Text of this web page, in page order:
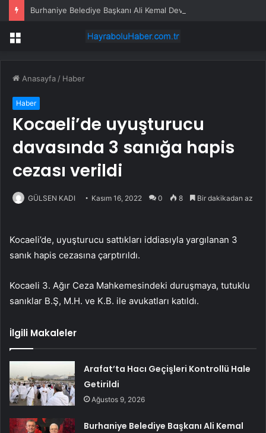
Menü
Anasayfa / Haber
Haber
Kocaeli’de uyuşturucu
davasında 3 sanığa hapis
cezası verildi
GÜLSEN KADI Kasım 16, 2022 0 8 Bir dakikadan az
Kocaeli’de, uyuşturucu sattıkları iddiasıyla yargılanan 3
sanık hapis cezasına çarptırıldı.
Kocaeli 3. Ağır Ceza Mahkemesindeki duruşmaya, tutuklu
sanıklar B.Ş, M.H. ve K.B. ile avukatları katıldı.
İlgili Makaleler
Arafat’ta Hacı Geçişleri Kontrollü Hale
Getirildi
Ağustos 9, 2026
Burhaniye Belediye Başkanı Ali Kemal